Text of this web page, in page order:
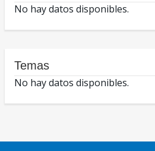
No hay datos disponibles.
Temas
No hay datos disponibles.